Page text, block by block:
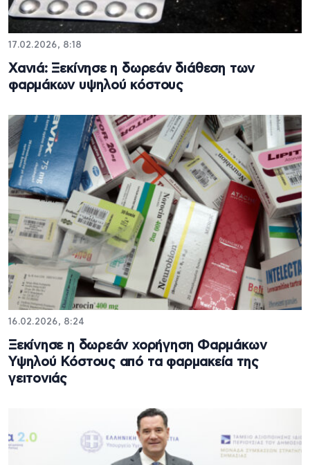
17.02.2026, 8:18
Xανιά: Ξεκίνησε η δωρεάν διάθεση των
φαρμάκων υψηλού κόστους
16.02.2026, 8:24
Ξεκίνησε η δωρεάν χορήγηση Φαρμάκων
Υψηλού Κόστους από τα φαρμακεία της
γειτονιάς